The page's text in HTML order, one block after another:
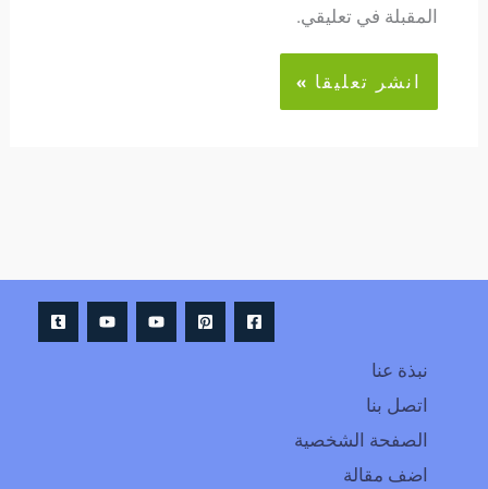
المقبلة في تعليقي.
نبذة عنا
اتصل بنا
الصفحة الشخصية
اضف مقالة